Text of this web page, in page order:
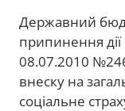
Державний
припинення
08.07.2010
внеску на
соціальне